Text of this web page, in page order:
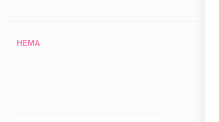
HEMA